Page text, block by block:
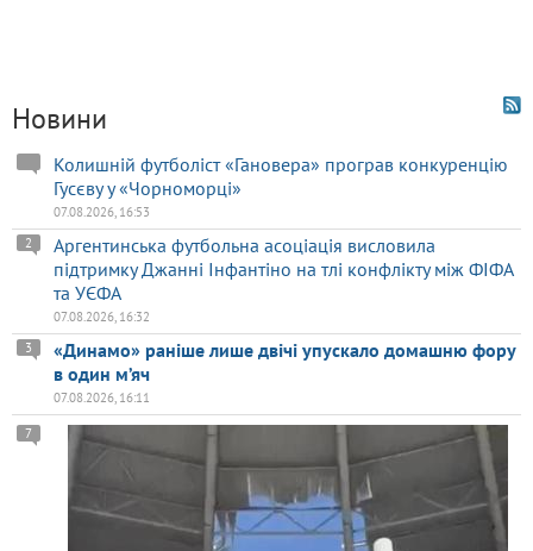
Новини
Колишній футболіст «Гановера» програв конкуренцію
Гусєву у «Чорноморці»
07.08.2026, 16:53
Аргентинська футбольна асоціація висловила
підтримку Джанні Інфантіно на тлі конфлікту між ФІФА
та УЄФА
2
07.08.2026, 16:32
«Динамо» раніше лише двічі упускало домашню фору
в один м’яч
3
07.08.2026, 16:11
7